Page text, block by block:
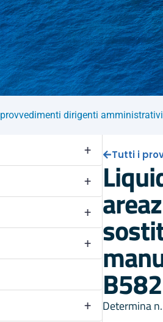
provvedimenti dirigenti amministrativi
+
+
+
+
+
Tutti i
Determina